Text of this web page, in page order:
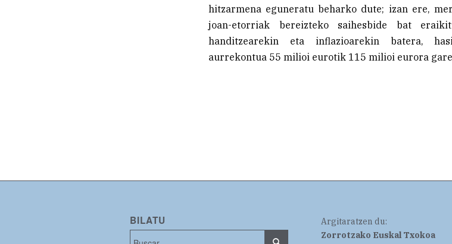
hitzarmena eguneratu beharko dute; izan ere,
joan-etorriak bereizteko saihesbide bat
handitzearekin eta inflazioarekin batera,
aurrekontua 55 milioi eurotik 115 milioi eurora
BILATU
Argitaratzen du:
Zorrotzako Euskal Txokoa